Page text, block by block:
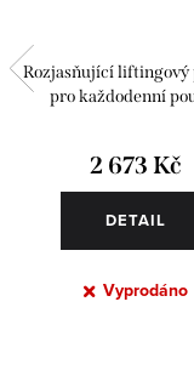
Rozjasňující liftingový
pro každodenní
2 673 Kč
DETAIL
Vyprodáno